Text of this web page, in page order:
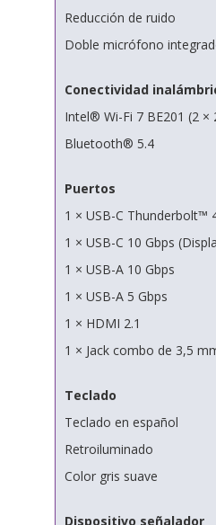
Reducción de ruido
Doble micrófono
Conectividad
Intel® Wi-Fi 7 BE201 (2 ×
Bluetooth® 5.4
Puertos
1 × USB-C Thunderbolt™
1 × USB-C 10 Gbps
1 × USB-A 10 Gbps
1 × USB-A 5 Gbps
1 × HDMI 2.1
1 × Jack combo de 3,5
Teclado
Teclado en español
Retroiluminado
Color gris suave
Dispositivo señalador